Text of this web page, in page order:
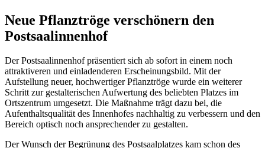
Neue Pflanztröge verschönern den
Postsaalinnenhof
Der Postsaalinnenhof präsentiert sich ab sofort in einem noch
attraktiveren und einladenderen Erscheinungsbild. Mit der
Aufstellung neuer, hochwertiger Pflanztröge wurde ein weiterer
Schritt zur gestalterischen Aufwertung des beliebten Platzes im
Ortszentrum umgesetzt. Die Maßnahme trägt dazu bei, die
Aufenthaltsqualität des Innenhofes nachhaltig zu verbessern und den
Bereich optisch noch ansprechender zu gestalten.
Der Wunsch der Begrünung des Postsaalplatzes kam schon des